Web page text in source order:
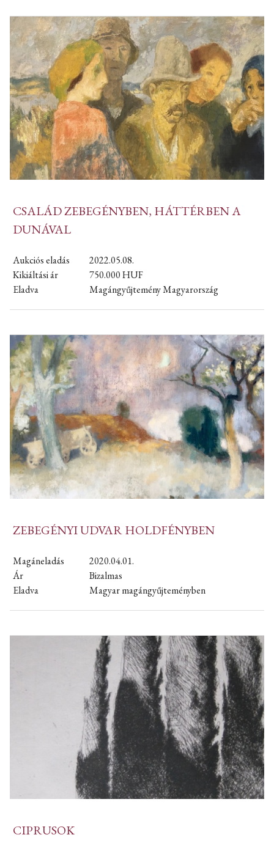
CSALÁD ZEBEGÉNYBEN, HÁTTÉRBEN A
DUNÁVAL
Aukciós eladás
2022.05.08.
Kikiáltási ár
750.000HUF
Eladva
Magángyűjtemény Magyarország
ZEBEGÉNYI UDVAR HOLDFÉNYBEN
Magáneladás
2020.04.01.
Ár
Bizalmas
Eladva
Magyar magángyűjteményben
CIPRUSOK